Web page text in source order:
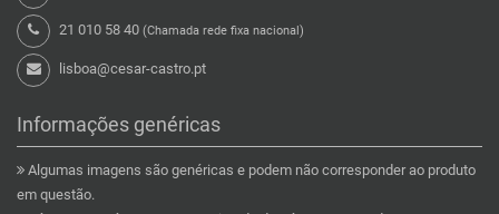
21 010 58 40 (Chamada rede fixa nacional)
lisboa@cesar-castro.pt
Informações genéricas
Algumas imagens são genéricas e podem não corresponder ao produto
em questão.